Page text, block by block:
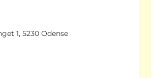
1, 5230 Odense